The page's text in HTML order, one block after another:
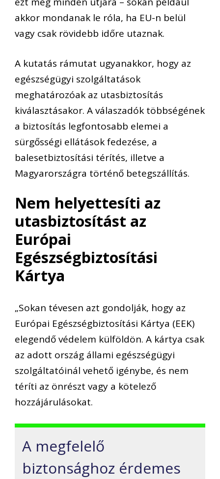
akkor mondanak le róla, ha EU-n belül
vagy csak rövidebb időre utaznak.
A kutatás rámutat ugyanakkor, hogy az
egészségügyi szolgáltatások
meghatározóak az utasbiztosítás
kiválasztásakor. A válaszadók többségének
a biztosítás legfontosabb elemei a
sürgősségi ellátások fedezése, a
balesetbiztosítási térítés, illetve a
Magyarországra történő betegszállítás.
Nem helyettesíti az
utasbiztosítást az
Európai
Egészségbiztosítási
Kártya
„Sokan tévesen azt gondolják, hogy az
Európai Egészségbiztosítási Kártya (EEK)
elegendő védelem külföldön. A kártya csak
az adott ország állami egészségügyi
szolgáltatóinál vehető igénybe, és nem
téríti az önrészt vagy a kötelező
hozzájárulásokat.
A megfelelő
biztonsághoz érdemes